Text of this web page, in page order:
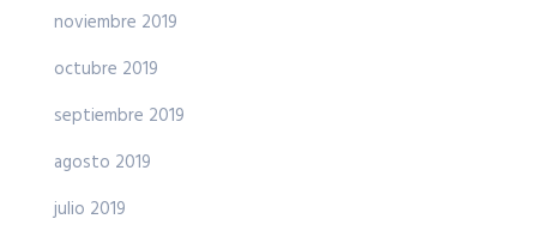
noviembre 2019
octubre 2019
septiembre 2019
agosto 2019
julio 2019